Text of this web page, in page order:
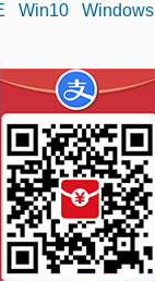
Win10 Windows